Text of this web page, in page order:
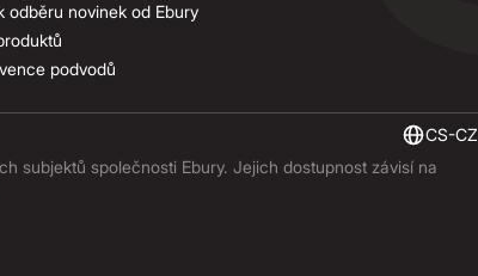
odběru novinek od Ebury
podvodů
CS-CZ
subjektů společnosti Ebury. Jejich dostupnost závisí na